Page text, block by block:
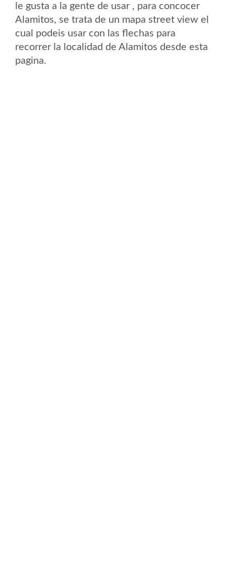
le gusta a la gente de usar , para concocer
Alamitos, se trata de un mapa street view el
cual podeis usar con las flechas para
recorrer la localidad de Alamitos desde esta
pagina.